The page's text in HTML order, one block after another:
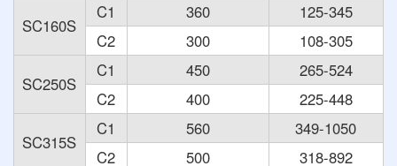
SC160S
C1 360
125-345
C2
300 108-305
SC250S
C1 450
265-524
C2
400 225-448
SC315S
C1 560
349-1050
C2
500 318-892